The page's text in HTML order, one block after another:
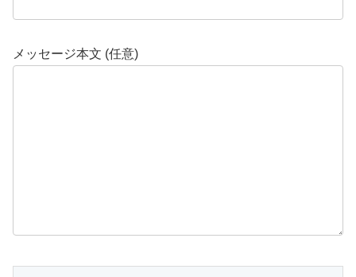
メッセージ本文 (任意)